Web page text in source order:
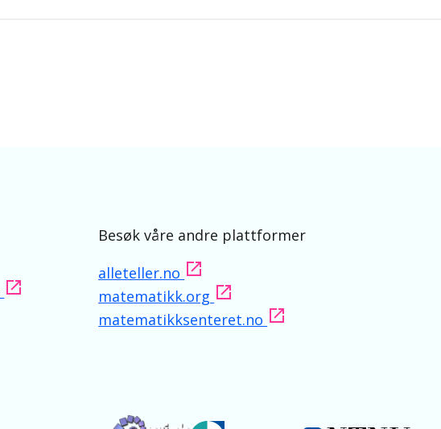
Besøk våre andre plattformer
alleteller.no
matematikk.org
matematikksenteret.no